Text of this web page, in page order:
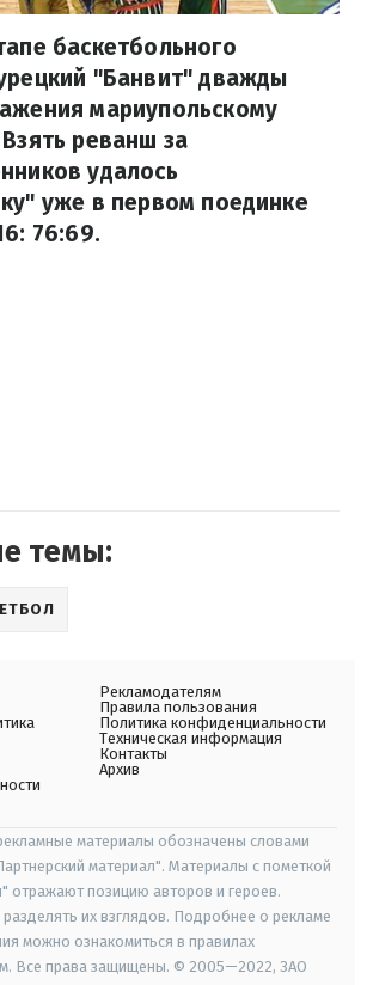
баскетбольного
"Банвит" дважды
мариупольскому
реванш за
удалось
уже в первом поединке
76:69.
темы:
Рекламодателям
Правила пользования
Политика конфиденциальности
Техническая информация
Контакты
Архив
материалы обозначены словами
материал". Материалы с пометкой
отражают позицию авторов и героев.
их взглядов. Подробнее о рекламе
можно ознакомиться в правилах
Все права защищены. © 2005—2022, ЗАО